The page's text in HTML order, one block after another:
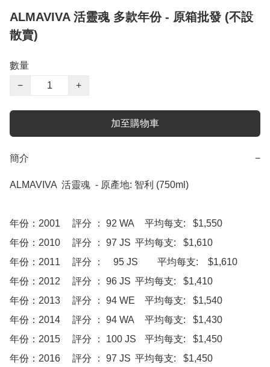
ALMAVIVA 活靈魂 多款年份 - 原箱批發 (不設
散賣)
數量
−
+
加至購物車
簡介 −
ALMAVIVA  活靈魂  - 原產地: 智利 (750ml)
年份：2001     評分 ：	92 WA	平均每支:   $1,550
年份：2010     評分 ：	97 JS	平均每支:   $1,610
年份：2011     評分 ：    95 JS        平均每支:    $1,610
年份：2012     評分 ：	96 JS	平均每支:   $1,410
年份：2013     評分 ：	94 WE	平均每支:   $1,540
年份：2014     評分 ：	94 WA	平均每支:   $1,430
年份：2015     評分 ：	100 JS	平均每支:   $1,450
年份：2016     評分 ：	97 JS	平均每支:   $1,450